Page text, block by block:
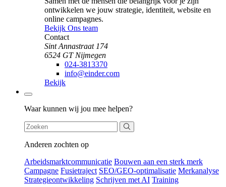
ontwikkelen we jouw strategie, identiteit, website en
online campagnes.
Bekijk Ons team
Contact
Sint Annastraat 174
6524 GT Nijmegen
024-3813370
info@einder.com
Bekijk
Zoeken
Waar kunnen wij jou mee helpen?
Anderen zochten op
Arbeidsmarktcommunicatie Bouwen aan een sterk merk
Campagne Fusietraject SEO/GEO-optimalisatie Merkanalyse
Strategieontwikkeling Schrijven met AI Training